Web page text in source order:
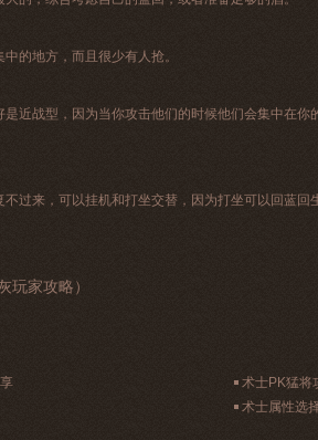
的地方，而且很少有人抢。
是近战型，因为当你攻击他们的时候他们会集中在
不过来，可以挂机和打坐交替，因为打坐可以回蓝回
玩家攻略）
术士PK猛将
术士属性选